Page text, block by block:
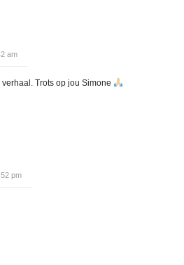
am
Trots op jou Simone
pm